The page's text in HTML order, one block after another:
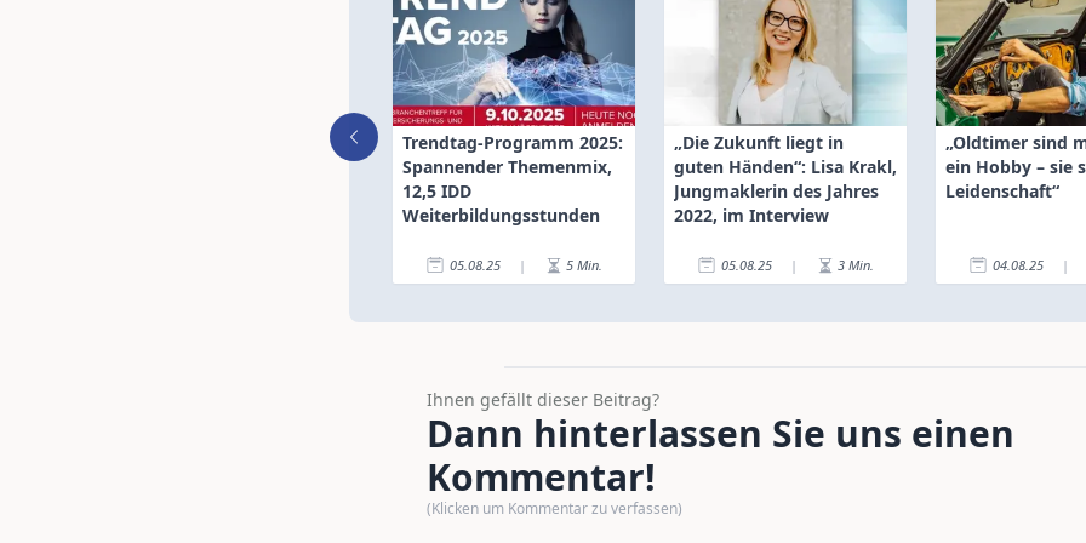
Trendtag-Programm 2025:
Spannender Themenmix,
12,5 IDD
Weiterbildungsstunden
05.08.25 | 5 Min.
„Die Zukunft liegt in
guten Händen“: Lisa Krakl,
Jungmaklerin des Jahres
2022, im Interview
05.08.25 | 3 Min.
„Oldtimer sind
ein Hobby – sie
Leidenschaft“
04.08.25 |
Ihnen gefällt dieser Beitrag?
Dann hinterlassen Sie uns einen
Kommentar!
(Klicken um Kommentar zu verfassen)